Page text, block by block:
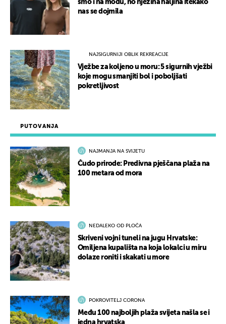
PUTOVANJA
NAJMANJA NA SVIJETU
Čudo prirode: Predivna pješčana plaža na
100 metara od mora
NEDALEKO OD PLOČA
Skriveni vojni tuneli na jugu Hrvatske:
Omiljena kupališta na koja lokalci u miru
dolaze roniti i skakati u more
POKROVITELJ CORONA
Među 100 najboljih plaža svijeta našla se i
jedna hrvatska
smo i na modu, no njezina haljina itekako
nas se dojmila
NAJSIGURNIJI OBLIK REKREACIJE
Vježbe za koljeno u moru: 5 sigurnih vježbi
koje mogu smanjiti bol i poboljšati
pokretljivost